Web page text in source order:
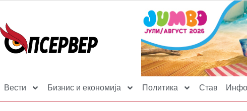
Вести Бизнис и економија Политика Став